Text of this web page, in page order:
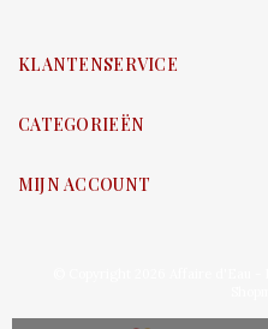
KLANTENSERVICE
CATEGORIEËN
MIJN ACCOUNT